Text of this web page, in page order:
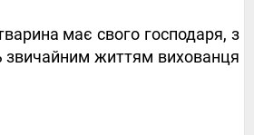
має свого господаря, з
життям вихованця